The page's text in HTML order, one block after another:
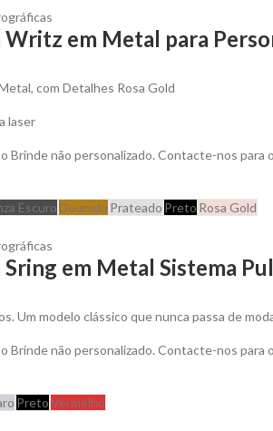
em Metal para
com Detalhes Rosa Gold
laser
Brinde não personalizado. Contacte-nos
Escuro Dourado Prateado Preto Rosa Gold
em Metal Sistema
Um modelo clássico que nunca passa de
Brinde não personalizado. Contacte-nos
PretoVermelho